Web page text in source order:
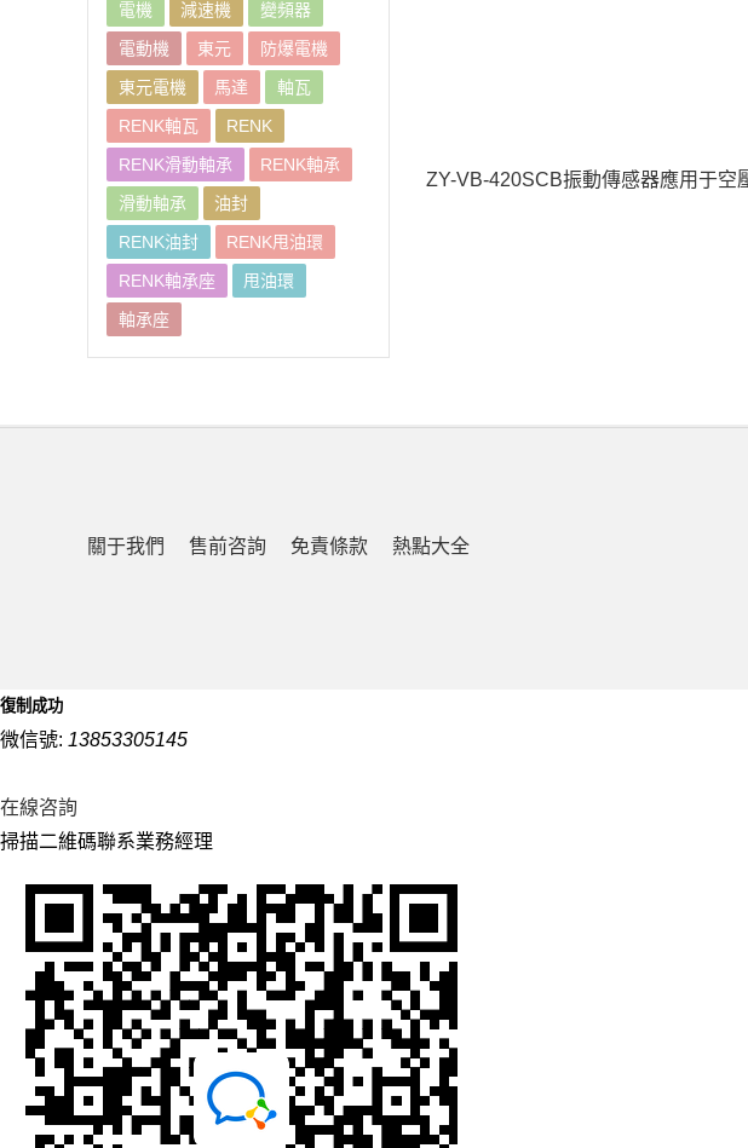
電機 減速機
變頻器
電動機
東元
防爆電機
東元電機
馬達
軸瓦
RENK軸瓦
RENK
RENK滑動軸承
RENK軸承
滑動軸承
油封
RENK油封
RENK甩油環
RENK軸承座
甩油環
軸承座
關于我們 售前咨詢 免責條款 熱點大全
復制成功
微信號: 13853305145
在線咨詢
掃描二維碼聯系業務經理